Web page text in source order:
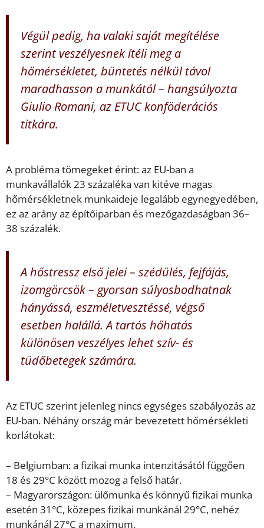
Végül pedig, ha valaki saját megítélése
szerint veszélyesnek ítéli meg a
hőmérsékletet, büntetés nélkül távol
maradhasson a munkától – hangsúlyozta
Giulio Romani, az ETUC konföderációs
titkára.
A probléma tömegeket érint: az EU-ban a
munkavállalók 23 százaléka van kitéve magas
hőmérsékletnek munkaideje legalább egynegyedében,
ez az arány az építőiparban és mezőgazdaságban 36–
38 százalék.
A hőstressz első jelei – szédülés, fejfájás,
izomgörcsök – gyorsan súlyosbodhatnak
hányássá, eszméletvesztéssé, végső
esetben halállá. A tartós hőhatás
különösen veszélyes lehet szív- és
tüdőbetegek számára.
Az ETUC szerint jelenleg nincs egységes szabályozás az
EU-ban. Néhány ország már bevezetett hőmérsékleti
korlátokat:
– Belgiumban: a fizikai munka intenzitásától függően
18 és 29°C között mozog a felső határ.
– Magyarországon: ülőmunka és könnyű fizikai munka
esetén 31°C, közepes fizikai munkánál 29°C, nehéz
munkánál 27°C a maximum.